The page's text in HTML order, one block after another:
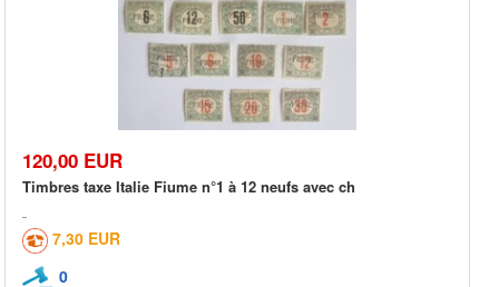
120,00 EUR
Timbres taxe Italie Fiume n°1 à 12 neufs avec ch
7,30 EUR
0